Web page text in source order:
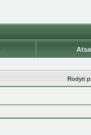
Rodyti